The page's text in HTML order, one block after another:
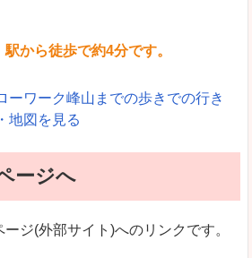
から徒歩で約4分です。
ーワーク峰山までの歩きでの行き
地図を見る
ージへ
ジ(外部サイト)へのリンクです。